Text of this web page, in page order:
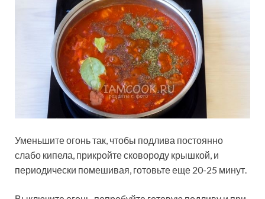
Уменьшите огонь так, чтобы подлива постоянно
слабо кипела, прикройте сковороду крышкой, и
периодически помешивая, готовьте еще 20-25 минут.